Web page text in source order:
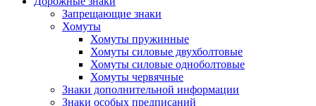
Запрещающие знаки
Хомуты
Хомуты пружинные
Хомуты силовые двухболтовые
Хомуты силовые одноболтовые
Хомуты червячные
Знаки дополнительной информации
Знаки особых предписаний